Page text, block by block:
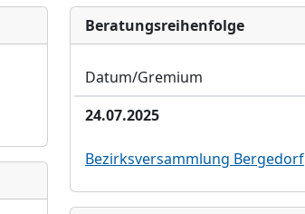
Bera­tungs­reihen­folge
Datum/Gremium
24.07.2025
Bezirksversammlung Bergedorf